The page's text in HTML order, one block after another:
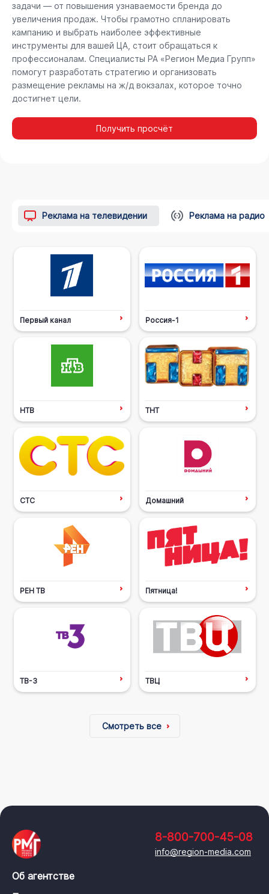
задачи — от повышения узнаваемости бренда до
увеличения продаж. Чтобы грамотно спланировать
кампанию и выбрать наиболее эффективные
инструменты для вашей ЦА, стоит обращаться к
профессионалам. Специалисты РА «Регион Медиа Групп»
помогут разработать стратегию и организовать
размещение рекламы на ж/д вокзалах, которое точно
достигнет цели.
Получить просчёт
Реклама на телевидении Реклама на радио
Первый канал Россия-1
НТВ ТНТ
СТС Домашний
РЕН ТВ Пятница!
ТВ-3 ТВЦ
Смотреть все
8-800-700-45-08
info@region-media.com
Об агентстве